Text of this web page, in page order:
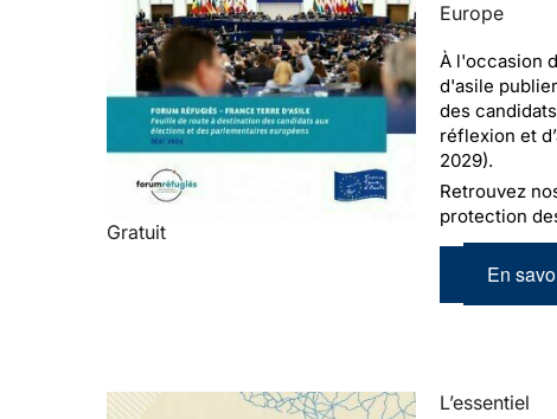
Gratuit
Europe
À l'occasion
d'asile
des
réflexion et
2029).
Retrouvez
protection
En
L’essentiel